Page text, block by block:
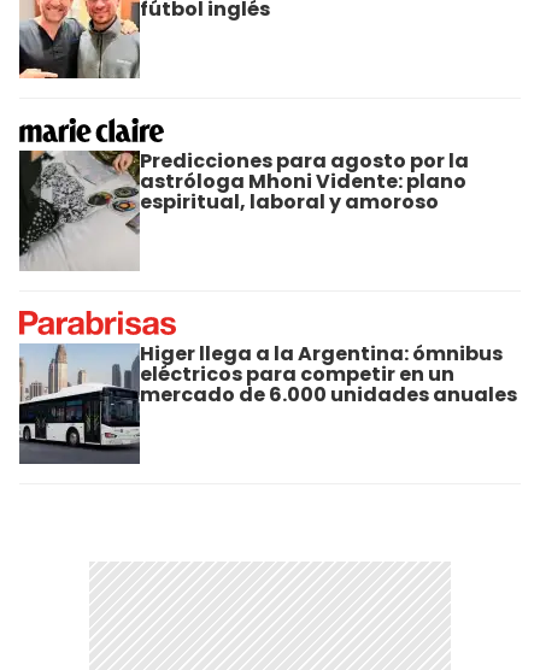
fútbol inglés
Predicciones para agosto por la
astróloga Mhoni Vidente: plano
espiritual, laboral y amoroso
Higer llega a la Argentina: ómnibus
eléctricos para competir en un
mercado de 6.000 unidades anuales